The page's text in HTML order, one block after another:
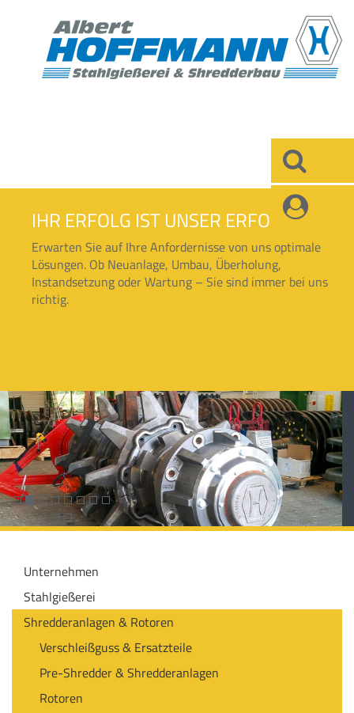
IHR ERFOLG IST UNSER ERFOLG
Erwarten Sie auf Ihre Anfordernisse von uns optimale
Lösungen. Ob Neuanlage, Umbau, Überholung,
Instandsetzung oder Wartung – Sie sind immer bei uns
richtig.
Unternehmen
Stahlgießerei
Shredderanlagen & Rotoren
Verschleißguss & Ersatzteile
Pre-Shredder & Shredderanlagen
Rotoren